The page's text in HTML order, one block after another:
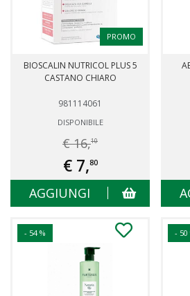
PROMO
BIOSCALIN NUTRICOL PLUS 5
CASTANO CHIARO
981114061
DISPONIBILE
€ 16,10
€ 7,80
AGGIUNGI
- 54 % - 50